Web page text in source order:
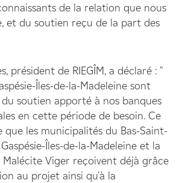
de la relation que nous
et du soutien reçu de la part des
président de RIEGÎM, a déclaré : "
Îles-de-la-Madeleine sont
soutien apporté à nos banques
en cette période de besoin. Ce
que les municipalités du Bas-Saint-
Îles-de-la-Madeleine et la
Viger reçoivent déjà grâce
au projet ainsi qu'à la